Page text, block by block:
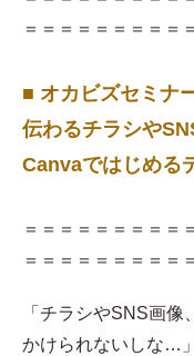
＝＝＝＝＝＝＝＝＝＝
■ オカビズセミナ
伝わるチラシや
Canvaではじめる
＝＝＝＝＝＝＝＝＝
＝＝＝＝＝＝＝＝＝＝
「チラシやSNS画
かけられないしな…」